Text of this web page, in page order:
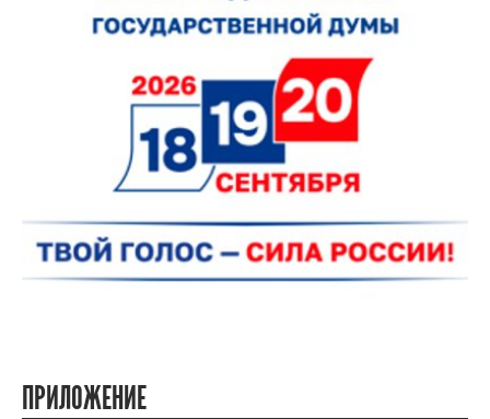
ПРИЛОЖЕНИЕ